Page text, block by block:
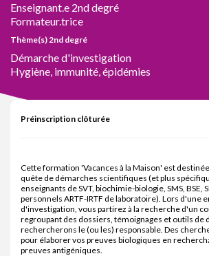
Enseignant.e 2nd degré
Formateur.trice
Thème(s) 2nd degré
Démarche d'investigation
Hygiène, immunité, épidémies
Préinscription clôturée
Cette formation 'Vacances à la Maison' est
quête de démarches scientifiques (et plus
enseignants de SVT, biochimie-biologie, SMS, BSE,
personnels ARTF-IRTF de laboratoire). Lors d'une
d'investigation, vous partirez à la recherche d'un
regroupant des dossiers, témoignages et outils de
rechercherons le (ou les) responsable. Des
pour élaborer vos preuves biologiques en
preuves antigéniques.